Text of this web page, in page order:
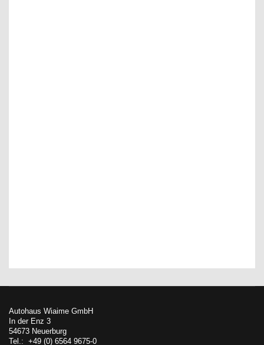
Autohaus Wiaime GmbH
In der Enz 3
54673 Neuerburg
Tel.: +49 (0) 6564 9675-0